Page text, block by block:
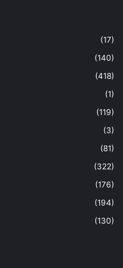
(17)
(140)
(418)
(1)
(119)
(3)
(81)
(322)
(176)
(194)
(130)